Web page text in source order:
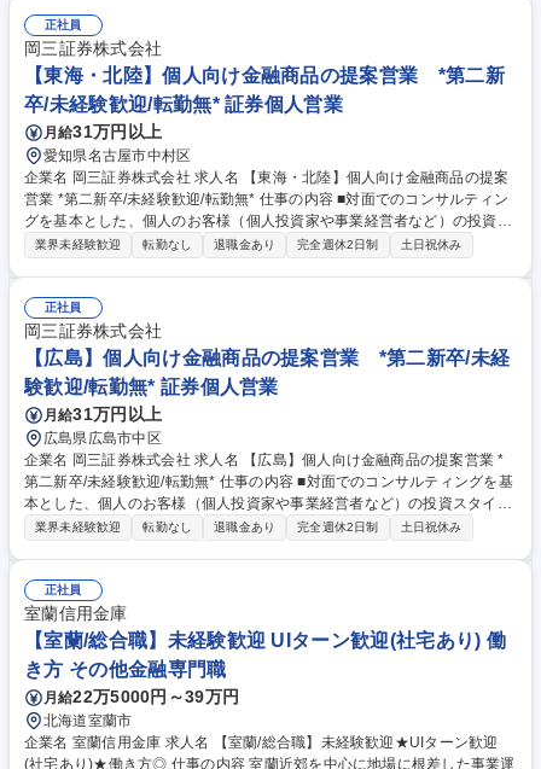
のアプローチに注力しており、資産形成のご提案に留まらず、専門部署と
の連携による事業承継やM&A、不動産管理など多様なソリューションの提
供にも力を入れています。自由な商品組成や提案ができるため、お客さま
のニーズに寄り添った提案ができることも当社ならではのやりがいを感じ
て頂けるポイントの1つです。 募集職種 【仙台】個人向け金融商品の提案
営業 *第二新卒/未経験歓迎/転勤無*
正社員
岡三証券株式会社
【東海・北陸】個人向け金融商品の提案営業 *第二新
卒/未経験歓迎/転勤無* 証券個人営業
月給31万円以上
愛知県名古屋市中村区
企業名 岡三証券株式会社 求人名 【東海・北陸】個人向け金融商品の提案
営業 *第二新卒/未経験歓迎/転勤無* 仕事の内容 ■対面でのコンサルティン
グを基本とした、個人のお客様（個人投資家や事業経営者など）の投資ス
タイルやライフプラン、多様なニーズにあわせた、最適な資産形成・運用
さまへのアプローチに注力しており、資産形成のご提案に留まらず、専門
部署との連携による事業承継やM&A、不動産管理など多様なソリューショ
ンの提供にも力を入れています。自由な商品組成や提案ができるため、お
客さまのニーズに寄り添った提案ができることも当社ならではのやりがい
を感じて頂けるポイントの1つです。 募集職種 【東海・北陸】個人向け金
融商品の提案営業 *第二新卒/未経験歓迎/転勤無*
業界未経験歓迎 転勤なし 退職金あり 完全週休2日制 土日祝休み
正社員
岡三証券株式会社
【広島】個人向け金融商品の提案営業 *第二新卒/未経
験歓迎/転勤無* 証券個人営業
月給31万円以上
広島県広島市中区
企業名 岡三証券株式会社 求人名 【広島】個人向け金融商品の提案営業 *
第二新卒/未経験歓迎/転勤無* 仕事の内容 ■対面でのコンサルティングを基
本とした、個人のお客様（個人投資家や事業経営者など）の投資スタイル
やライフプラン、多様なニーズにあわせた、最適な資産形成・運用のため
のアプローチに注力しており、資産形成のご提案に留まらず、専門部署と
の連携による事業承継やM&A、不動産管理など多様なソリューションの提
供にも力を入れています。自由な商品組成や提案ができるため、お客さま
のニーズに寄り添った提案ができることも当社ならではのやりがいを感じ
て頂けるポイントの1つです。 募集職種 【広島】個人向け金融商品の提案
営業 *第二新卒/未経験歓迎/転勤無*
業界未経験歓迎 転勤なし 退職金あり 完全週休2日制 土日祝休み
正社員
室蘭信用金庫
【室蘭/総合職】未経験歓迎 UIターン歓迎(社宅あり) 働
き方 その他金融専門職
月給22万5000円～39万円
北海道室蘭市
企業名 室蘭信用金庫 求人名 【室蘭/総合職】未経験歓迎★UIターン歓迎
(社宅あり)★働き方◎ 仕事の内容 室蘭近郊を中心に地場に根差した事業運